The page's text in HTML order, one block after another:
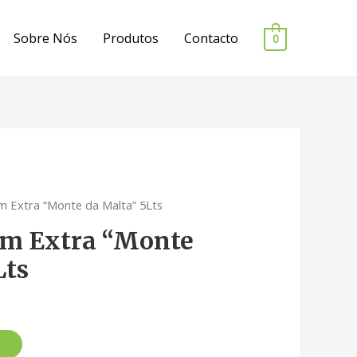
Sobre Nós Produtos Contacto 0
Extra “Monte da Malta” 5Lts
Extra “Monte